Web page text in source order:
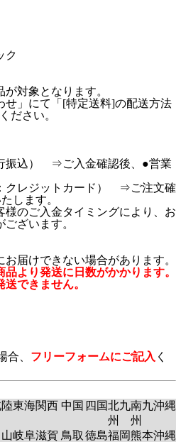
ク
対象となります。
せ」にて「[特定送料]の配送方法
ださい。
振込） ⇒ご入金確認後、●営業
クレジットカード） ⇒ご注文確
します。
のご入金タイミングにより、お
ざいます。
届けできない場合があります。
品より発送に日数がかかります。
できません。
合、 フリーフォームにご記入 く
東海関西 中国 四国北九
州
南九
州
沖縄
岐阜滋賀 鳥取 徳島福岡熊本沖縄